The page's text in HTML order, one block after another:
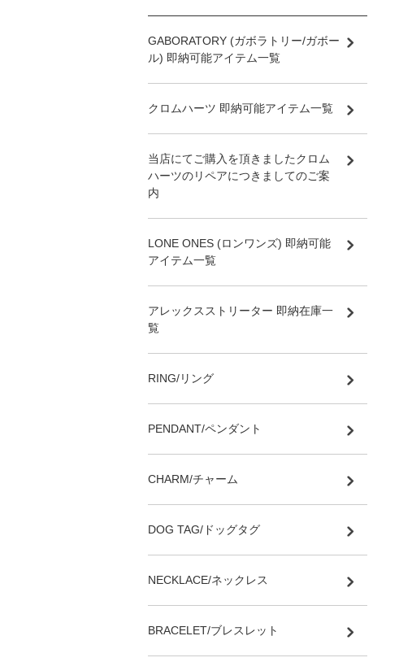
GABORATORY (ガボラトリー/ガボー
ル) 即納可能アイテム一覧
クロムハーツ 即納可能アイテム一覧
当店にてご購入を頂きましたクロム
ハーツのリペアにつきましてのご案
内
LONE ONES (ロンワンズ) 即納可能
アイテム一覧
アレックスストリーター 即納在庫一
覧
RING/リング
PENDANT/ペンダント
CHARM/チャーム
DOG TAG/ドッグタグ
NECKLACE/ネックレス
BRACELET/ブレスレット